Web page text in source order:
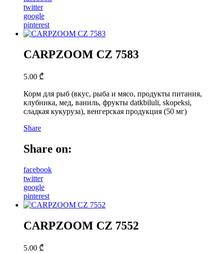
twitter
google
pinterest
CARPZOOM CZ 7583
5.00 ₾
Корм для рыб (вкус, рыба и мясо, продукты питания,
клубника, мед, ваниль, фрукты datkbiluli, skopeksi,
сладкая кукуруза), венгерская продукция (50 мг)
Share
Share on:
facebook
twitter
google
pinterest
CARPZOOM CZ 7552
5.00 ₾